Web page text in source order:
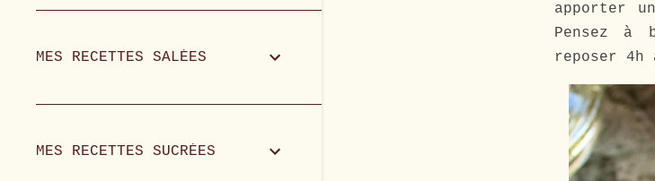
apporter
Pensez
reposer
MES RECETTES SALÉES
MES RECETTES SUCRÉES